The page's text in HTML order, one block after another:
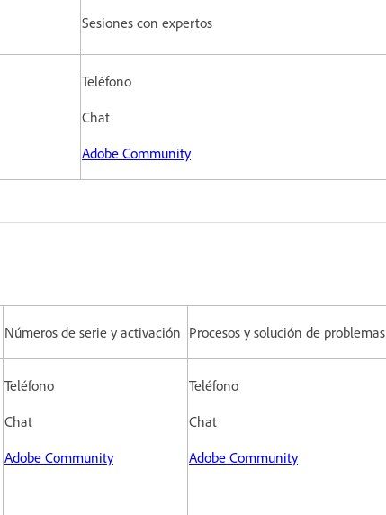
Sesiones con expertos
Teléfono
Chat
Adobe Community
Números de serie y activación Procesos y solución de problemas
Teléfono
Chat
Adobe Community
Teléfono
Chat
Adobe Community